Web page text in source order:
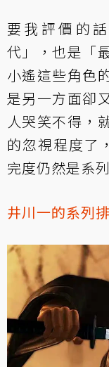
要我評價的
代」，也是「
小遙這些角色
是另一方面卻
人哭笑不得，
的忽視程度了
完度仍然是系
井川一的系列